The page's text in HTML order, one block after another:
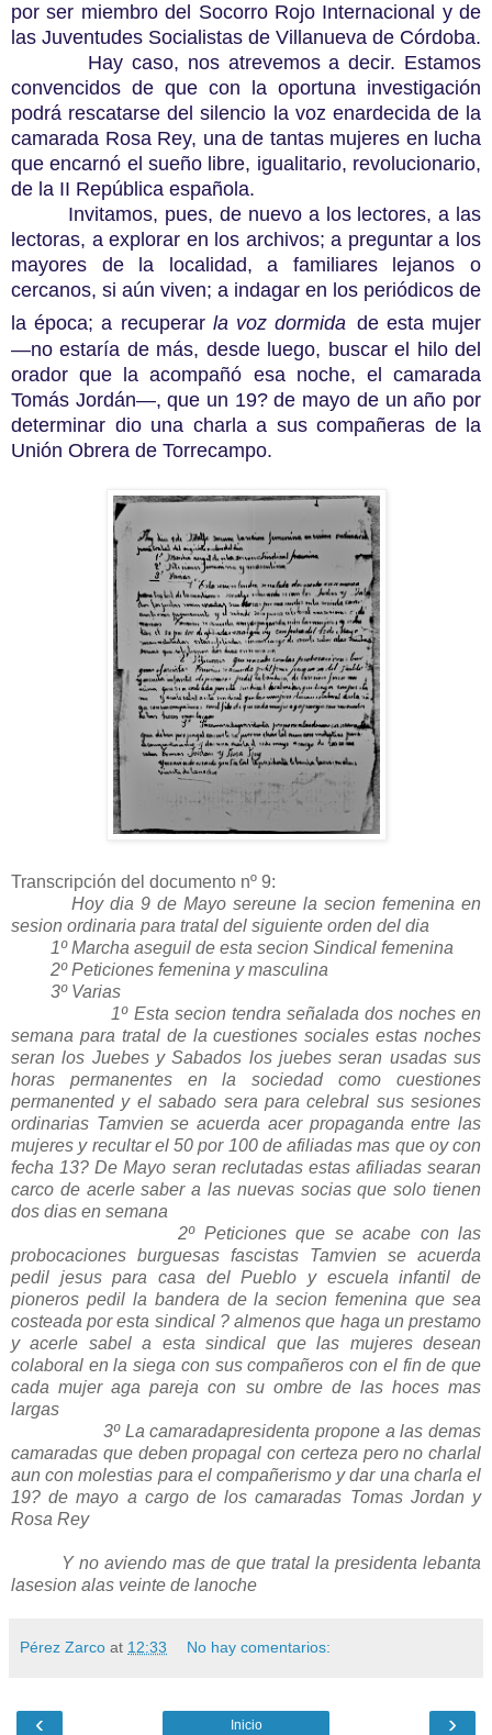
por ser miembro del Socorro Rojo Internacional y de
las Juventudes Socialistas de Villanueva de Córdoba.
Hay caso, nos atrevemos a decir. Estamos
convencidos de que con la oportuna investigación
podrá rescatarse del silencio la voz enardecida de la
camarada Rosa Rey, una de tantas mujeres en lucha
que encarnó el sueño libre, igualitario, revolucionario,
de la II República española.
Invitamos, pues, de nuevo a los lectores, a las
lectoras, a explorar en los archivos; a preguntar a los
mayores de la localidad, a familiares lejanos o
cercanos, si aún viven; a indagar en los periódicos de
la época; a recuperar la voz dormida de esta mujer
—no estaría de más, desde luego, buscar el hilo del
orador que la acompañó esa noche, el camarada
Tomás Jordán—, que un 19? de mayo de un año por
determinar dio una charla a sus compañeras de la
Unión Obrera de Torrecampo.
Transcripción del documento nº 9:
Hoy dia 9 de Mayo sereune la secion femenina en
sesion ordinaria para tratal del siguiente orden del dia
1º Marcha aseguil de esta secion Sindical femenina
2º Peticiones femenina y masculina
3º Varias
1º Esta secion tendra señalada dos noches en
semana para tratal de la cuestiones sociales estas noches
seran los Juebes y Sabados los juebes seran usadas sus
horas permanentes en la sociedad como cuestiones
permanented y el sabado sera para celebral sus sesiones
ordinarias Tamvien se acuerda acer propaganda entre las
mujeres y recultar el 50 por 100 de afiliadas mas que oy con
fecha 13? De Mayo seran reclutadas estas afiliadas searan
carco de acerle saber a las nuevas socias que solo tienen
dos dias en semana
2º Peticiones que se acabe con las
probocaciones burguesas fascistas Tamvien se acuerda
pedil jesus para casa del Pueblo y escuela infantil de
pioneros pedil la bandera de la secion femenina que sea
costeada por esta sindical ? almenos que haga un prestamo
y acerle sabel a esta sindical que las mujeres desean
colaboral en la siega con sus compañeros con el fin de que
cada mujer aga pareja con su ombre de las hoces mas
largas
3º La camaradapresidenta propone a las demas
camaradas que deben propagal con certeza pero no charlal
aun con molestias para el compañerismo y dar una charla el
19? de mayo a cargo de los camaradas Tomas Jordan y
Rosa Rey
Y no aviendo mas de que tratal la presidenta lebanta
lasesion alas veinte de lanoche
Pérez Zarco at 12:33 No hay comentarios:
‹ ›
Inicio